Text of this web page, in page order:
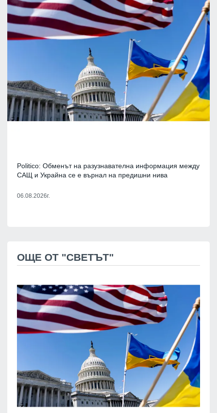
Politico: Обменът на разузнавателна информация между
САЩ и Украйна се е върнал на предишни нива
06.08.2026г.
ОЩЕ ОТ "СВЕТЪТ"